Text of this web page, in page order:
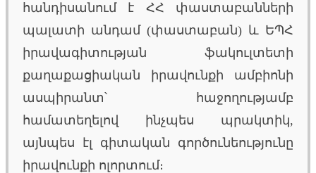
հանդիսանում է ՀՀ փաստաբանների
պալատի անդամ (փաստաբան) և ԵՊՀ
իրավագիտության ֆակուլտետի
քաղաքացիական իրավունքի ամբիոնի
ասպիրանտ՝ հաջողությամբ
համատեղելով ինչպես պրակտիկ,
այնպես էլ գիտական գործունեությունը
իրավունքի ոլորտում։